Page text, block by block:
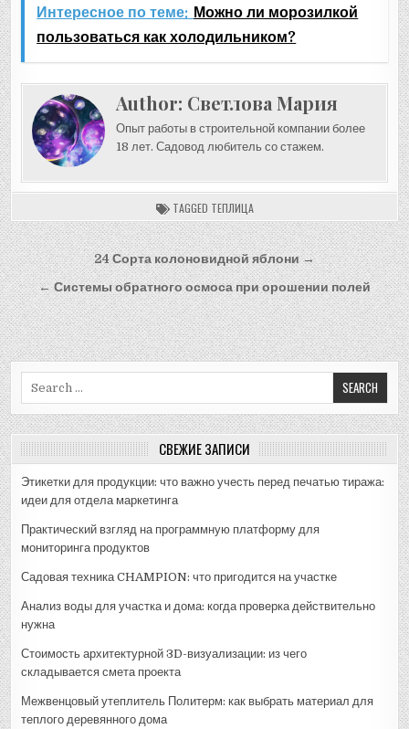
Интересное по теме: Можно ли морозилкой
пользоваться как холодильником?
Author: Светлова Мария
Опыт работы в строительной компании более
18 лет. Садовод любитель со стажем.
TAGGED ТЕПЛИЦА
Навигация
по
записям
24 Сорта колоновидной яблони →
← Системы обратного осмоса при орошении полей
СВЕЖИЕ ЗАПИСИ
Этикетки для продукции: что важно учесть перед печатью тиража:
идеи для отдела маркетинга
Практический взгляд на программную платформу для
мониторинга продуктов
Садовая техника CHAMPION: что пригодится на участке
Анализ воды для участка и дома: когда проверка действительно
нужна
Стоимость архитектурной 3D-визуализации: из чего
складывается смета проекта
Межвенцовый утеплитель Политерм: как выбрать материал для
теплого деревянного дома